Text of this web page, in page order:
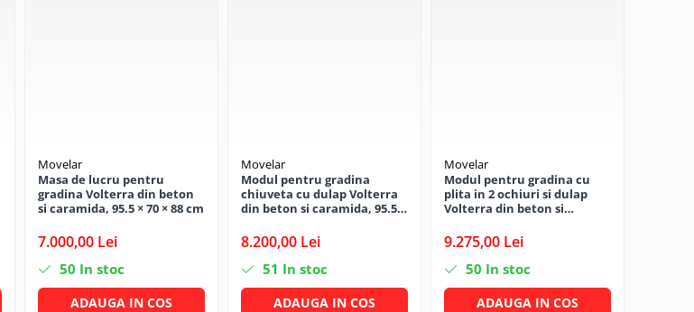
Movelar
Masa de lucru pentru
gradina Volterra din beton
si caramida, 95.5 × 70 × 88 cm
7.000,00 Lei
50 In stoc
ADAUGA IN COS
Movelar
Modul pentru gradina
chiuveta cu dulap Volterra
din beton si caramida, 95.5 ×
8.200,00 Lei
51 In stoc
ADAUGA IN COS
Movelar
Modul pentru gradina cu
plita in 2 ochiuri si dulap
Volterra din beton si
9.275,00 Lei
50 In stoc
ADAUGA IN COS